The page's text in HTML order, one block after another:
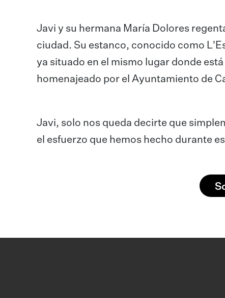
Javi y su hermana María Dolores
ciudad. Su estanco, conocido como
ya situado en el mismo lugar donde
homenajeado por el Ayuntamiento de
Javi, solo nos queda decirte que
el esfuerzo que hemos hecho durante